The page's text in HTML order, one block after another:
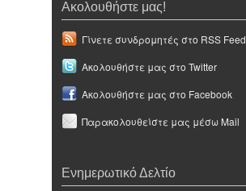
Ακολουθήστε μας!
Γίνετε συνδρομητές στο RSS Feed
Ακολουθήστε μας στο Twitter
Ακολουθήστε μας στο Facebook
Παρακολουθείστε μας μέσω Mail
Ενημερωτικό Δελτίο